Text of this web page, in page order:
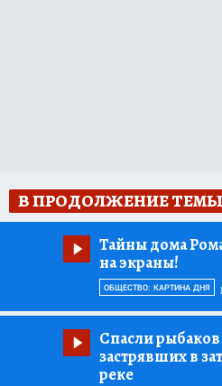
В ПРОДОЛЖЕНИЕ ТЕМЫ
Тайны дома
на экраны!
ОБЩЕСТВО: КАРТИНА ДНЯ
Спасли рыбаков
застрявших в
реке